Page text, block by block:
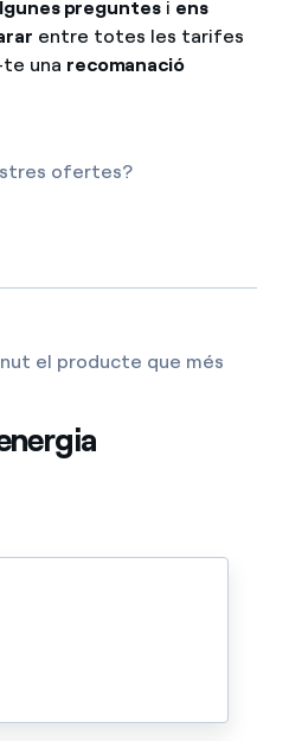
preguntesi ens
entre totes les tarifes
una recomanació
ofertes?
el producte que més